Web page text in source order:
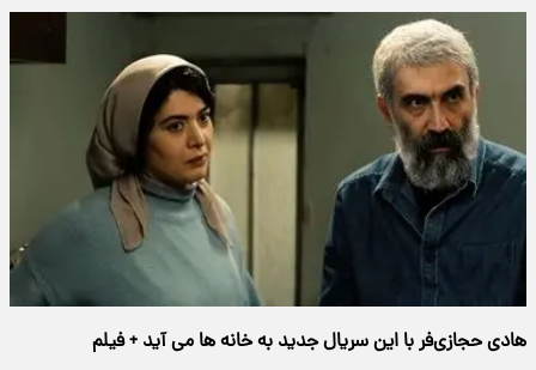
هادی حجازی‌فر با این سریال جدید به خانه ها می آید + فیلم